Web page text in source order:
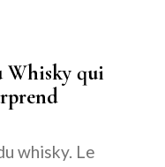
Whisky qui
whisky. Le